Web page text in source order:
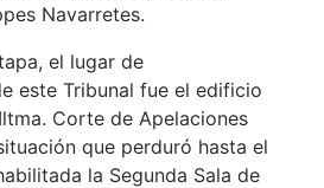
Navarretes.
el lugar de
este Tribunal fue el edificio
Corte de Apelaciones
que perduró hasta el
la Segunda Sala de